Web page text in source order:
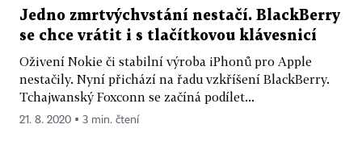
Jedno zmrtvýchvstání nestačí. BlackBerry
se chce vrátit i s tlačítkovou klávesnicí
Oživení Nokie či stabilní výroba iPhonů pro Apple
nestačily. Nyní přichází na řadu vzkříšení BlackBerry.
Tchajwanský Foxconn se začíná podílet...
21. 8. 2020 ▪ 3 min. čtení